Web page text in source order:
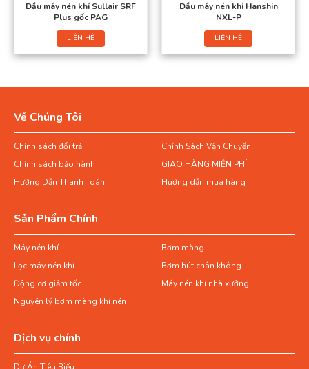
Dầu máy nén khí Sullair SRF
Plus gốc PAG
LIÊN HỆ
Dầu máy nén khí Hanshin
NXL-P
LIÊN HỆ
Về Chúng Tôi
Chính sách đổi trả
Chính Sách Vận Chuyển
Chính sách bảo hành
GIAO HÀNG MIỄN PHÍ
Hướng Dẫn Thanh Toán
Hướng dẫn mua hàng
Sản Phẩm Chính
Máy nén khí
Bơm màng
Lọc máy nén khí
Bơm hút chân không
Động cơ giảm tốc
Máy nén khí nhà xưởng
Nguyên lý bơm màng khí nén
Dịch vụ chính
Dự Án Tiêu Biểu